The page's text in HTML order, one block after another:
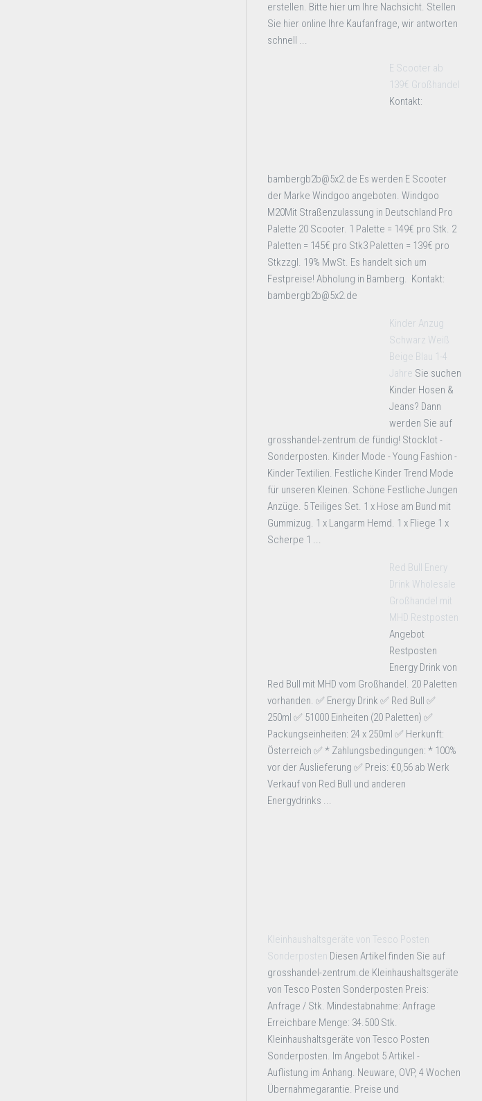
erstellen. Bitte hier um Ihre Nachsicht. Stellen
Sie hier online Ihre Kaufanfrage, wir antworten
schnell ...
E Scooter ab
139€ Großhandel
Kontakt:
bambergb2b@5x2.de Es werden E Scooter
der Marke Windgoo angeboten. Windgoo
M20Mit Straßenzulassung in Deutschland Pro
Palette 20 Scooter. 1 Palette = 149€ pro Stk. 2
Paletten = 145€ pro Stk3 Paletten = 139€ pro
Stkzzgl. 19% MwSt. Es handelt sich um
Festpreise! Abholung in Bamberg. Kontakt:
bambergb2b@5x2.de
Kinder Anzug
Schwarz Weiß
Beige Blau 1-4
Jahre Sie suchen
Kinder Hosen &
Jeans? Dann
werden Sie auf
grosshandel-zentrum.de fündig! Stocklot -
Sonderposten. Kinder Mode - Young Fashion -
Kinder Textilien. Festliche Kinder Trend Mode
für unseren Kleinen. Schöne Festliche Jungen
Anzüge. 5 Teiliges Set. 1 x Hose am Bund mit
Gummizug. 1 x Langarm Hemd. 1 x Fliege 1 x
Scherpe 1 ...
Red Bull Enery
Drink Wholesale
Großhandel mit
MHD Restposten
Angebot
Restposten
Energy Drink von
Red Bull mit MHD vom Großhandel. 20 Paletten
vorhanden. ✅ Energy Drink ✅ Red Bull ✅
250ml ✅ 51000 Einheiten (20 Paletten) ✅
Packungseinheiten: 24 x 250ml ✅ Herkunft:
Österreich ✅ * Zahlungsbedingungen: * 100%
vor der Auslieferung ✅ Preis: €0,56 ab Werk
Verkauf von Red Bull und anderen
Energydrinks ...
Kleinhaushaltsgeräte von Tesco Posten
Sonderposten Diesen Artikel finden Sie auf
grosshandel-zentrum.de Kleinhaushaltsgeräte
von Tesco Posten Sonderposten Preis:
Anfrage / Stk. Mindestabnahme: Anfrage
Erreichbare Menge: 34.500 Stk.
Kleinhaushaltsgeräte von Tesco Posten
Sonderposten. Im Angebot 5 Artikel -
Auflistung im Anhang. Neuware, OVP, 4 Wochen
Übernahmegarantie. Preise und